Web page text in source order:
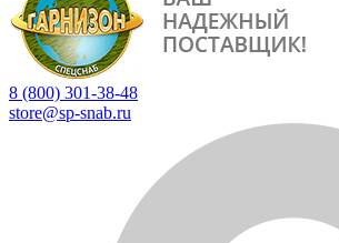
8 (800) 301-38-48
store@sp-snab.ru